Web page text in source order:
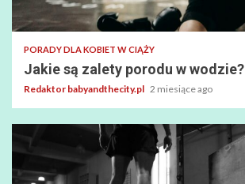
PORADY DLA KOBIET W CIĄŻY
Jakie są zalety porodu w wodzie?
Redaktor babyandthecity.pl 2 miesiące ago